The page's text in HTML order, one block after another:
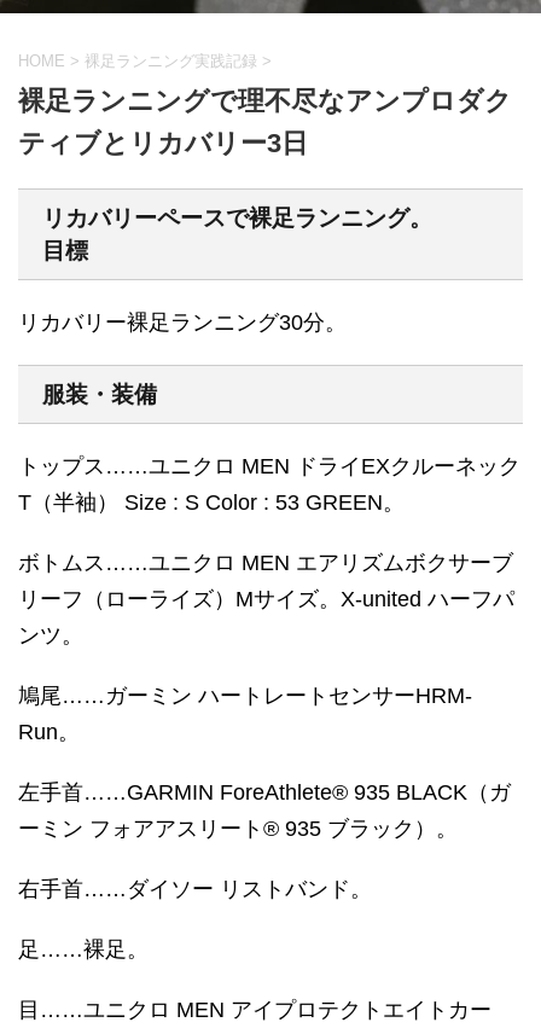
HOME > 裸足ランニング実践記録 >
裸足ランニングで理不尽なアンプロダク
ティブとリカバリー3日
リカバリーペースで裸足ランニング。
目標
リカバリー裸足ランニング30分。
服装・装備
トップス……ユニクロ MEN ドライEXクルーネック
T（半袖） Size : S Color : 53 GREEN。
ボトムス……ユニクロ MEN エアリズムボクサーブ
リーフ（ローライズ）Mサイズ。X-united ハーフパ
ンツ。
鳩尾……ガーミン ハートレートセンサーHRM-
Run。
左手首……GARMIN ForeAthlete® 935 BLACK（ガ
ーミン フォアアスリート® 935 ブラック）。
右手首……ダイソー リストバンド。
足……裸足。
目……ユニクロ MEN アイプロテクトエイトカー